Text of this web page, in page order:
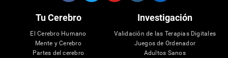
Tu Cerebro
El Cerebro Humano
Mente y Cerebro
Partes del cerebro
Investigación
Validación de las Terapias Digitales
Juegos de Ordenador
Adultos Sanos